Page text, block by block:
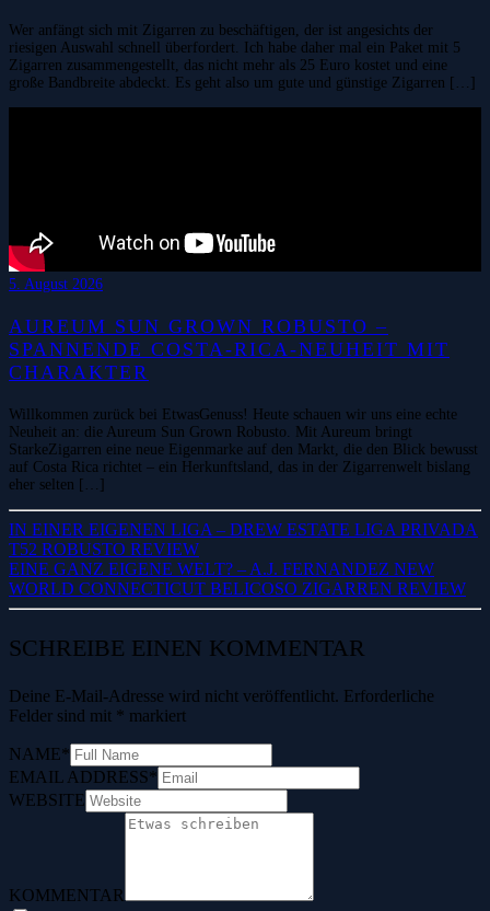
Wer anfängt sich mit Zigarren zu beschäftigen, der ist angesichts der
riesigen Auswahl schnell überfordert. Ich habe daher mal ein Paket mit 5
Zigarren zusammengestellt, das nicht mehr als 25 Euro kostet und eine
große Bandbreite abdeckt. Es geht also um gute und günstige Zigarren […]
5. August 2026
AUREUM SUN GROWN ROBUSTO –
SPANNENDE COSTA-RICA-NEUHEIT MIT
CHARAKTER
Willkommen zurück bei EtwasGenuss! Heute schauen wir uns eine echte
Neuheit an: die Aureum Sun Grown Robusto. Mit Aureum bringt
StarkeZigarren eine neue Eigenmarke auf den Markt, die den Blick bewusst
auf Costa Rica richtet – ein Herkunftsland, das in der Zigarrenwelt bislang
eher selten […]
IN EINER EIGENEN LIGA – DREW ESTATE LIGA PRIVADA
T52 ROBUSTO REVIEW
EINE GANZ EIGENE WELT? – A.J. FERNANDEZ NEW
WORLD CONNECTICUT BELICOSO ZIGARREN REVIEW
SCHREIBE EINEN KOMMENTAR
Deine E-Mail-Adresse wird nicht veröffentlicht. Erforderliche
Felder sind mit * markiert
NAME*
EMAIL ADDRESS*
WEBSITE
KOMMENTAR